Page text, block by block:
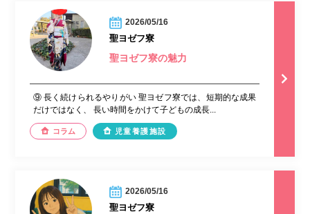
2026/05/16
聖ヨゼフ寮
聖ヨゼフ寮の魅力
⑨ 長く続けられるやりがい 聖ヨゼフ寮では、短期的な成果
だけではなく、 長い時間をかけて子どもの成長...
コラム 児童養護施設
2026/05/16
聖ヨゼフ寮